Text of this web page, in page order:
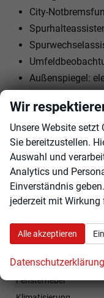
City-
Außenspiegel:
Dachreling
Rückfahrkamera
Parksensoren
16"" LM-Felgen
LED-
LED-Lichtband
Digitales Cockpit
Innen
Fensterheber
Wir
Unsere Website
Sie bereitzustellen.
Auswahl und
Analytics und
Einverständnis
jederzeit mit
Alle akzeptieren
Datenschutzerklärung